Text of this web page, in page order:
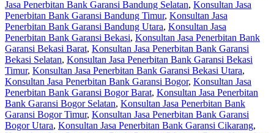
Jasa Penerbitan Bank Garansi Bandung Selatan, Konsultan Jasa
Penerbitan Bank Garansi Bandung Timur, Konsultan Jasa
Penerbitan Bank Garansi Bandung Utara, Konsultan Jasa
Penerbitan Bank Garansi Bekasi, Konsultan Jasa Penerbitan Bank
Garansi Bekasi Barat, Konsultan Jasa Penerbitan Bank Garansi
Bekasi Selatan, Konsultan Jasa Penerbitan Bank Garansi Bekasi
Timur, Konsultan Jasa Penerbitan Bank Garansi Bekasi Utara,
Konsultan Jasa Penerbitan Bank Garansi Bogor, Konsultan Jasa
Penerbitan Bank Garansi Bogor Barat, Konsultan Jasa Penerbitan
Bank Garansi Bogor Selatan, Konsultan Jasa Penerbitan Bank
Garansi Bogor Timur, Konsultan Jasa Penerbitan Bank Garansi
Bogor Utara, Konsultan Jasa Penerbitan Bank Garansi Cikarang,